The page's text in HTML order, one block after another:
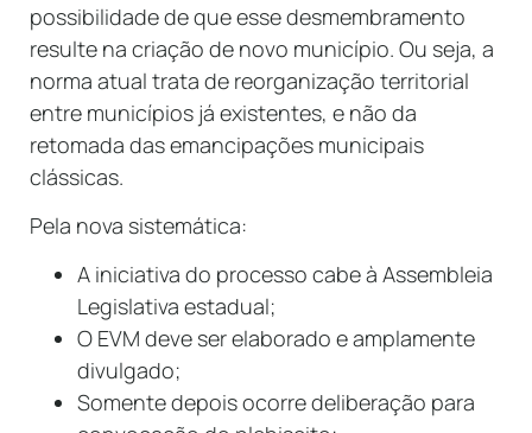
possibilidade de que esse desmembramento
resulte na criação de novo município. Ou seja, a
norma atual trata de reorganização territorial
entre municípios já existentes, e não da
retomada das emancipações municipais
clássicas.
Pela nova sistemática:
A iniciativa do processo cabe à Assembleia
Legislativa estadual;
O EVM deve ser elaborado e amplamente
divulgado;
Somente depois ocorre deliberação para